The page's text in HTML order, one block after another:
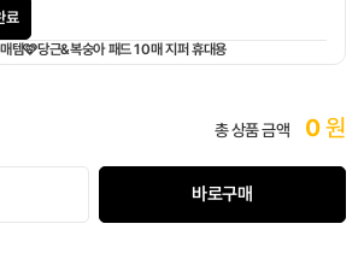
료
템🩷당근&복숭아 패드 10매 지퍼 휴대용
총 상품 금액 0원
바로구매